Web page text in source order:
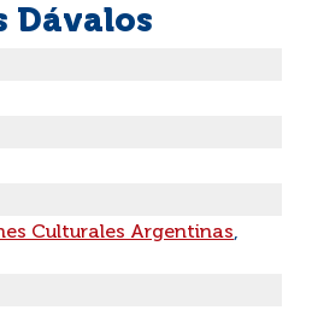
Dávalos
Culturales Argentinas,